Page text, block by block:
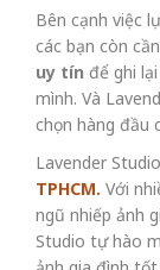
Bên cạnh việc
các bạn còn
uy tín để ghi
mình. Và
chọn hàng đầu
Lavender
TPHCM. Với
ngũ nhiếp ảnh
Studio tự hào